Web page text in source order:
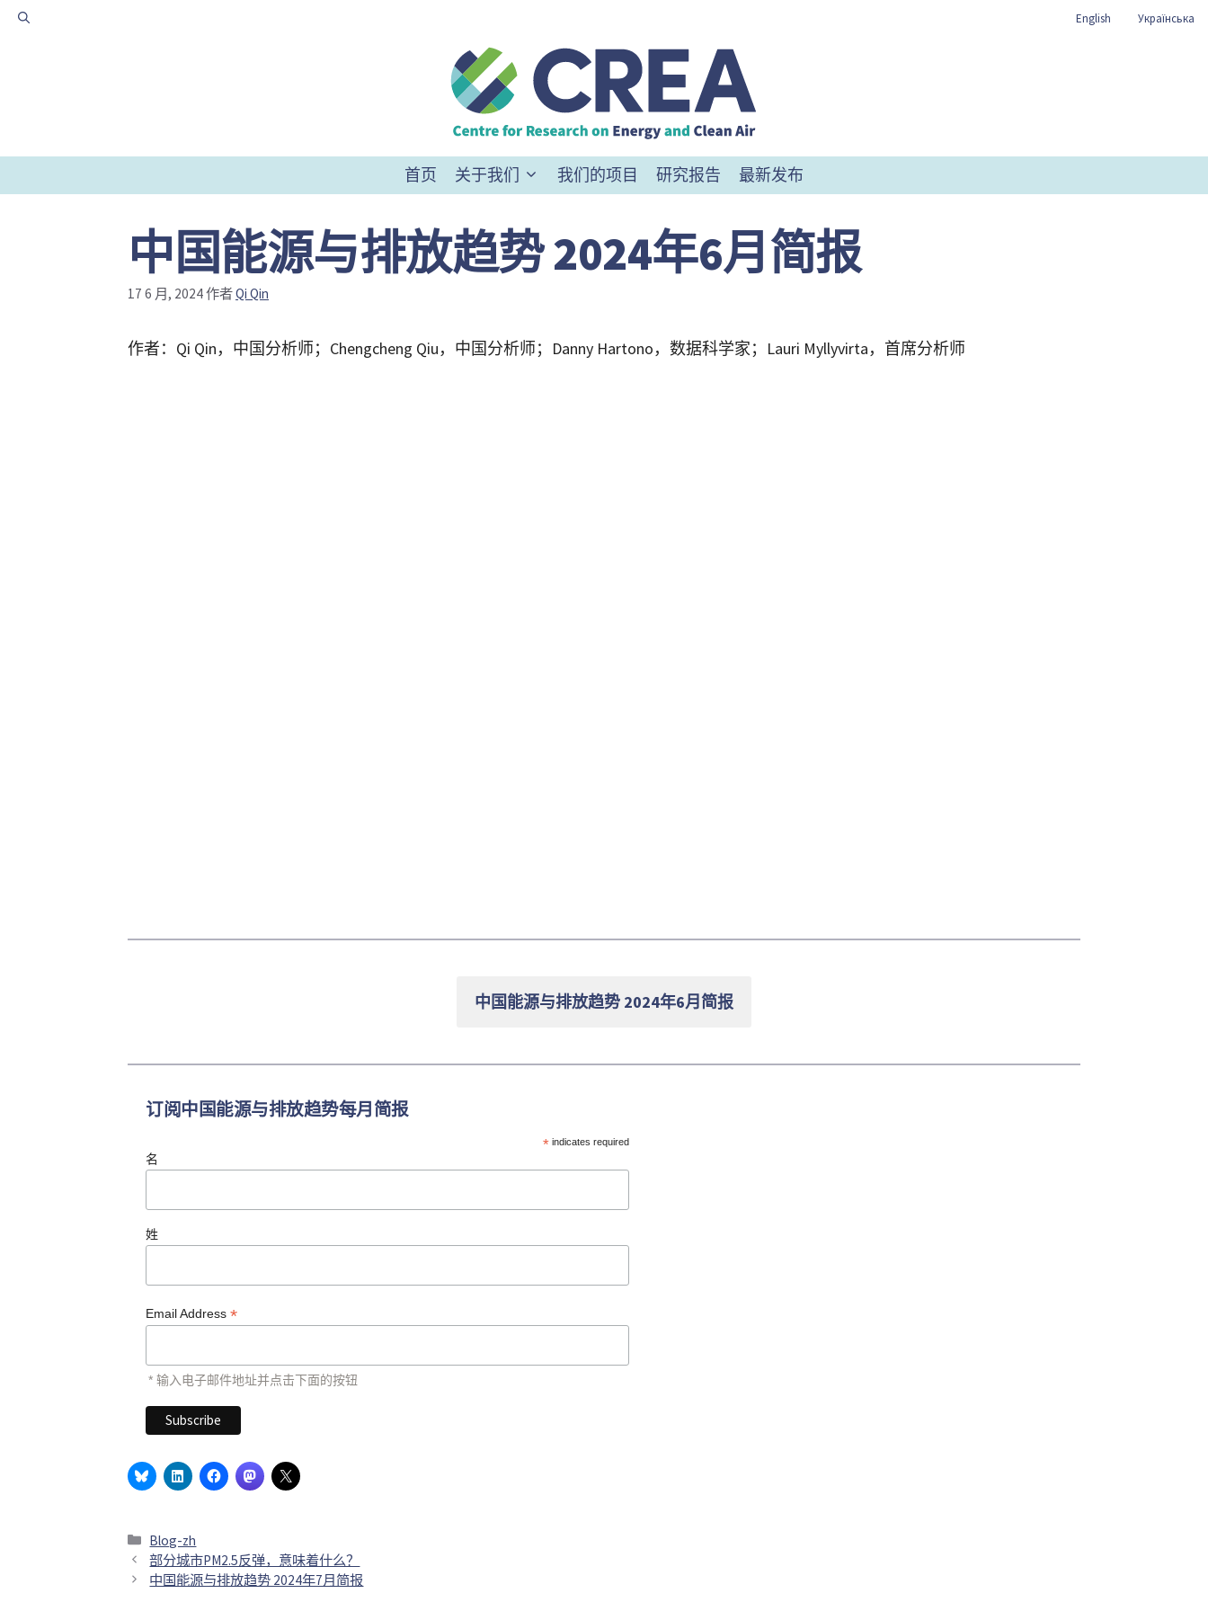
English Українська
首页 关于我们 我们的项目 研究报告 最新发布
中国能源与排放趋势 2024年6月简报
17 6 月, 2024作者Qi Qin
作者：Qi Qin，中国分析师；Chengcheng Qiu，中国分析师；Danny Hartono，数据科学家；Lauri Myllyvirta，首席分析师
中国能源与排放趋势 2024年6月简报
订阅中国能源与排放趋势每月简报
*indicates required
名
姓
Email Address *
* 输入电子邮件地址并点击下面的按钮
分
类
Blog-zh
部分城市PM2.5反弹，意味着什么？
中国能源与排放趋势 2024年7月简报